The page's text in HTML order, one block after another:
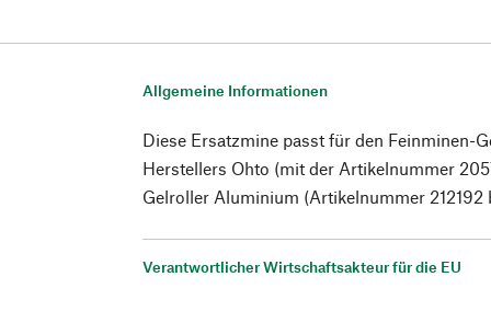
Allgemeine Informationen
Diese Ersatzmine passt für den Feinminen-
Herstellers Ohto (mit der Artikelnummer
Gelroller Aluminium (Artikelnummer 212192
Verantwortlicher Wirtschaftsakteur für die EU